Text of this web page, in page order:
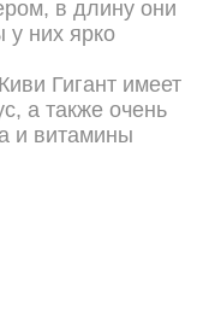
в длину они
у них ярко
Гигант имеет
а также очень
и витамины